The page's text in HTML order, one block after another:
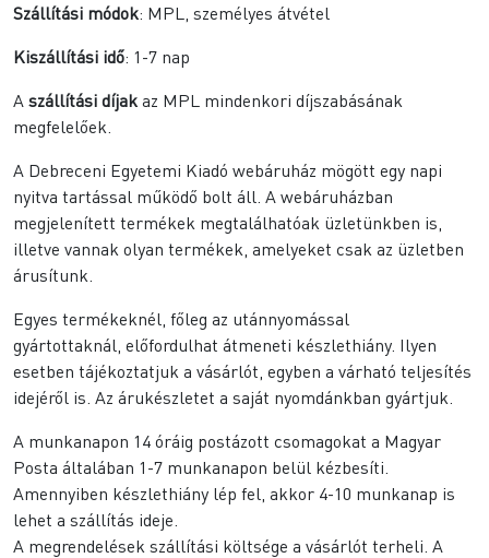
Szállítási módok: MPL, személyes átvétel
Kiszállítási idő: 1-7 nap
A szállítási díjakaz MPL mindenkori díjszabásának
megfelelőek.
A Debreceni Egyetemi Kiadó webáruház mögött egy napi
nyitva tartással működő bolt áll. A webáruházban
megjelenített termékek megtalálhatóak üzletünkben is,
illetve vannak olyan termékek, amelyeket csak az üzletben
árusítunk.
Egyes termékeknél, főleg az utánnyomással
gyártottaknál, előfordulhat átmeneti készlethiány. Ilyen
esetben tájékoztatjuk a vásárlót, egyben a várható teljesítés
idejéről is. Az árukészletet a saját nyomdánkban gyártjuk.
A munkanapon 14 óráig postázott csomagokat a Magyar
Posta általában 1-7 munkanapon belül kézbesíti.
Amennyiben készlethiány lép fel, akkor 4-10 munkanap is
lehet a szállítás ideje.
A megrendelések szállítási költsége a vásárlót terheli. A